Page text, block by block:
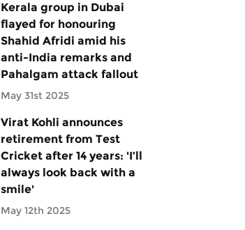
Kerala group in Dubai
flayed for honouring
Shahid Afridi amid his
anti-India remarks and
Pahalgam attack fallout
May 31st 2025
Virat Kohli announces
retirement from Test
Cricket after 14 years: 'I’ll
always look back with a
smile'
May 12th 2025